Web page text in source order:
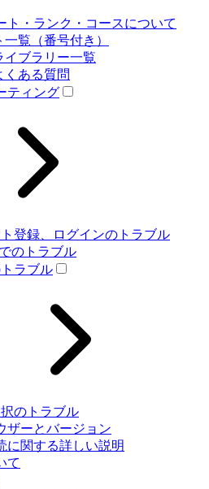
ト・ランク・コースについて
覧（番号付き）
イブラリー一覧
くある質問
ティング
登録、ログインのトラブル
のトラブル
ラブル
のトラブル
ザーとバージョン
に関する詳しい説明
て